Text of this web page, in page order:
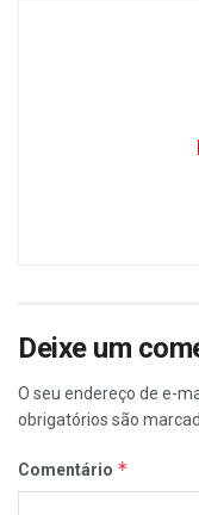
Deixe um
O seu endereço de e-
obrigatórios são
Comentário *